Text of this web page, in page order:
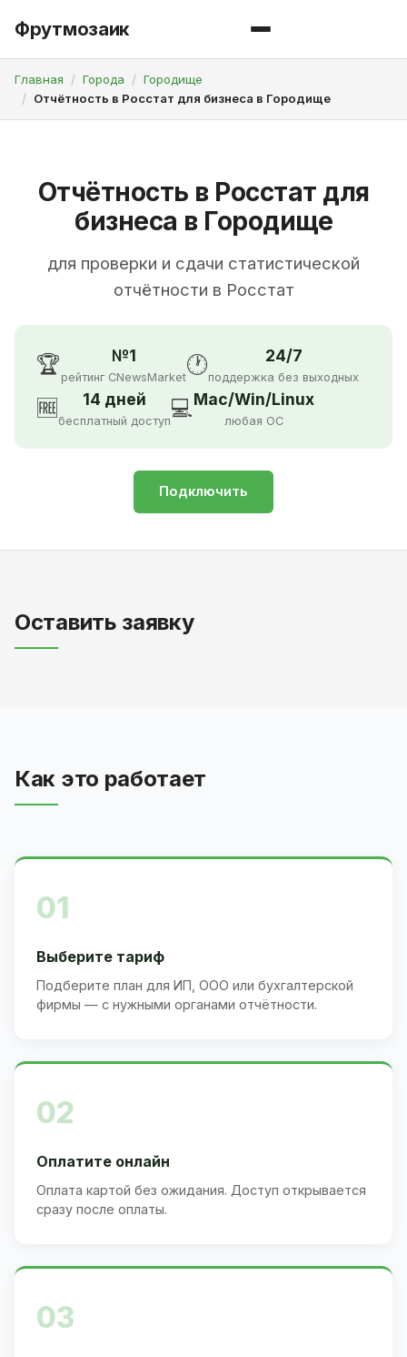
Фрутмозаик
Главная Города
Городище
Отчётность в Росстат для бизнеса в Городище
Отчётность в Росстат для
бизнеса в Городище
для проверки и сдачи статистической
отчётности в Росстат
🏆 №1
рейтинг CNewsMarket🕐 24/7
поддержка без выходных
🆓 14 дней
бесплатный доступ💻Mac/Win/Linux
любая ОС
Подключить
Оставить заявку
Как это работает
01
Выберите тариф
Подберите план для ИП, ООО или бухгалтерской
фирмы — с нужными органами отчётности.
02
Оплатите онлайн
Оплата картой без ожидания. Доступ открывается
сразу после оплаты.
03